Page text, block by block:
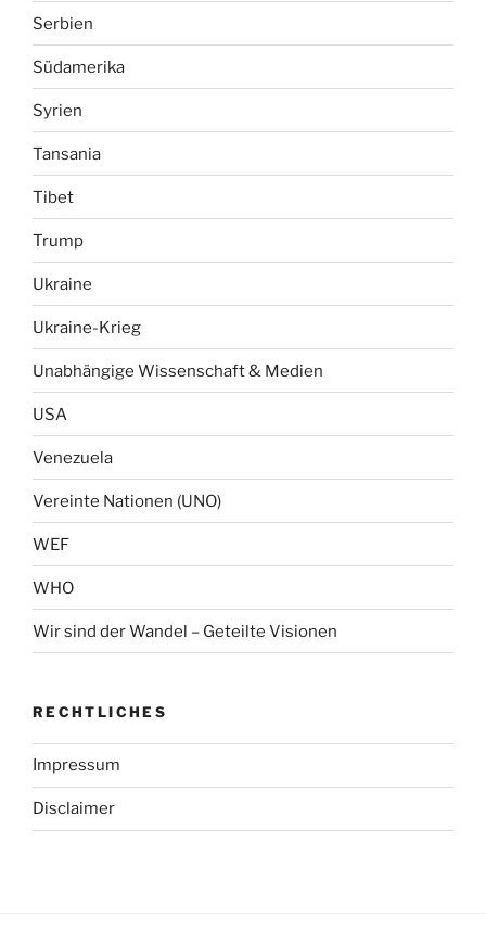
Serbien
Südamerika
Syrien
Tansania
Tibet
Trump
Ukraine
Ukraine-Krieg
Unabhängige Wissenschaft & Medien
USA
Venezuela
Vereinte Nationen (UNO)
WEF
WHO
Wir sind der Wandel – Geteilte Visionen
RECHTLICHES
Impressum
Disclaimer